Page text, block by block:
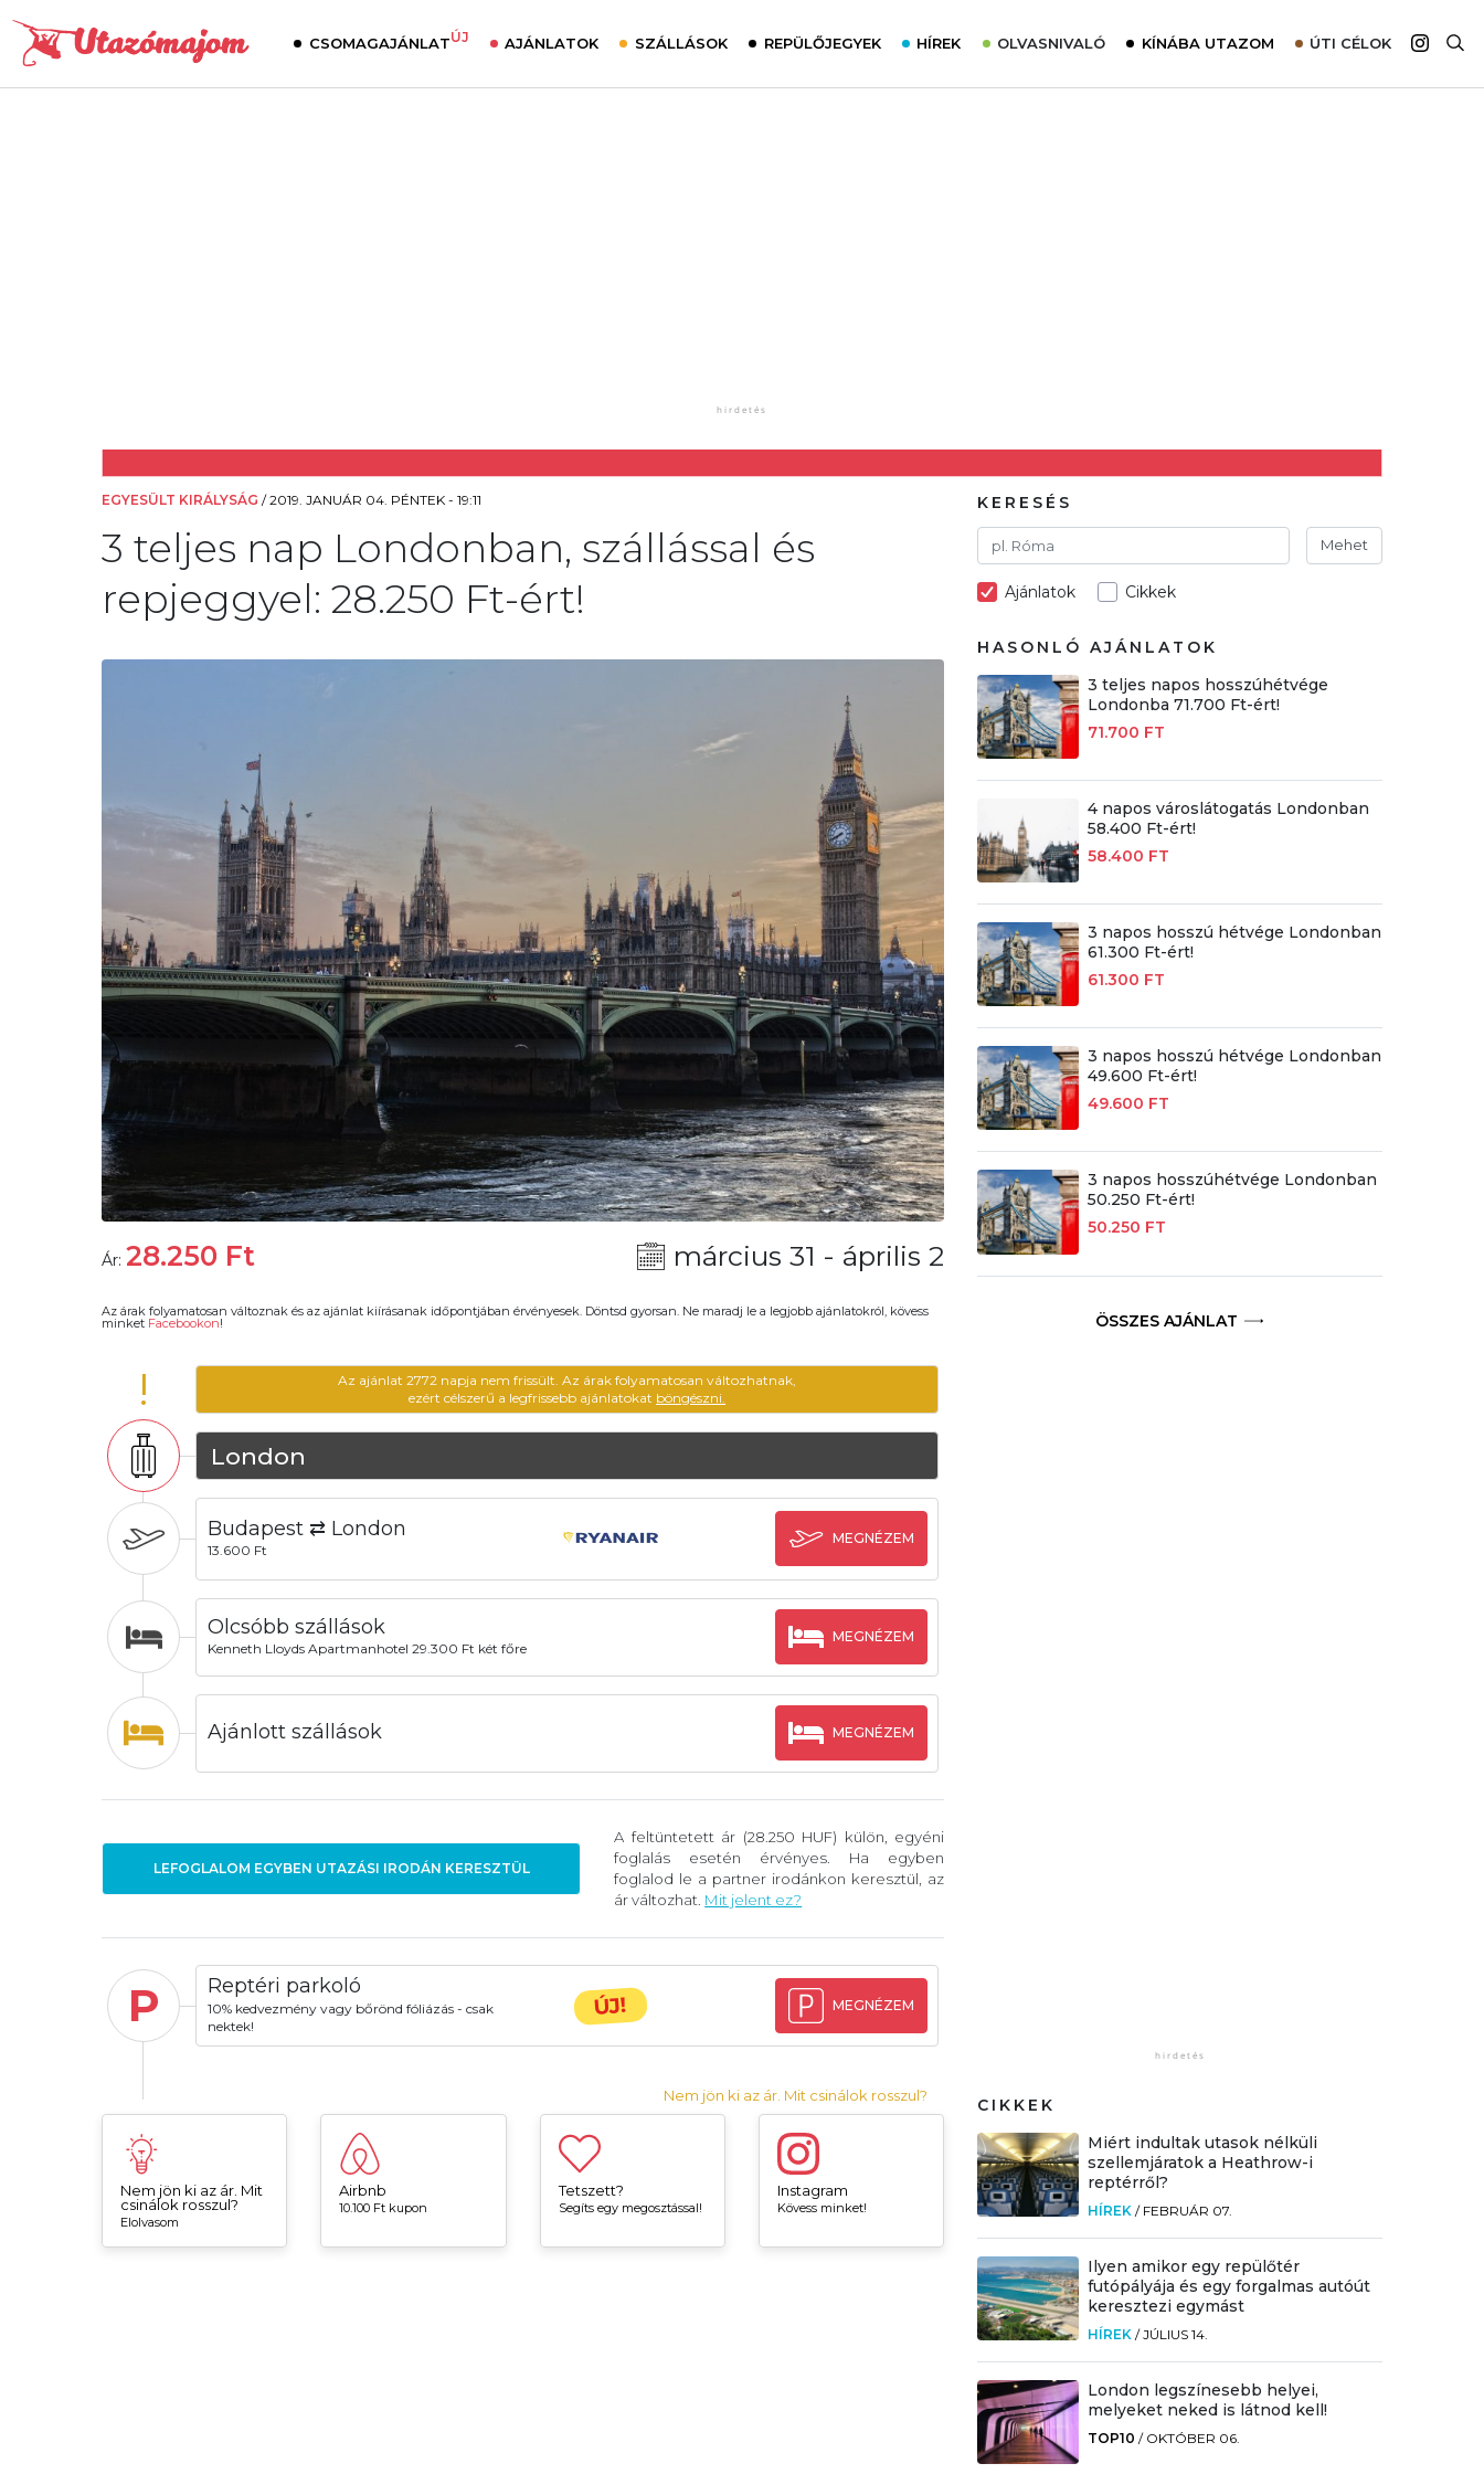
CSOMAGAJÁNLATÚJ AJÁNLATOK SZÁLLÁSOK REPÜLŐJEGYEK HÍREK OLVASNIVALÓ KÍNÁBA UTAZOM ÚTI CÉLOK
EGYESÜLT KIRÁLYSÁG /2019. JANUÁR 04. PÉNTEK - 19:11
3 teljes nap Londonban, szállással és
repjeggyel: 28.250 Ft-ért!
Ár: 28.250 Ft március 31 - április 2
Az árak folyamatosan változnak és az ajánlat kiírásanak időpontjában érvényesek. Döntsd gyorsan. Ne maradj le a legjobb ajánlatokról, kövess
minket Facebookon!
!
Az ajánlat 2772 napja nem frissült. Az árak folyamatosan változhatnak,
ezért célszerű a legfrissebb ajánlatokat böngészni.
London
Budapest ⇄ London
13.600 Ft
MEGNÉZEM
Olcsóbb szállások
Kenneth Lloyds Apartmanhotel 29.300 Ft két főre
MEGNÉZEM
Ajánlott szállások MEGNÉZEM
LEFOGLALOM EGYBEN UTAZÁSI IRODÁN KERESZTÜL
A feltüntetett ár (28.250 HUF) külön, egyéni
foglalás esetén érvényes. Ha egyben
foglalod le a partner irodánkon keresztül, az
ár változhat. Mit jelent ez?
P Reptéri parkoló
10% kedvezmény vagy bőrönd fóliázás - csak
nektek!
ÚJ! MEGNÉZEM
Nem jön ki az ár. Mit csinálok rosszul?
Nem jön ki az ár. Mit
csinálok rosszul?
Elolvasom
Airbnb
10.100 Ft kupon
Tetszett?
Segíts egy megosztással!
Instagram
Kövess minket!
KERESÉS
Mehet
Ajánlatok Cikkek
HASONLÓ AJÁNLATOK
3 teljes napos hosszúhétvége
Londonba 71.700 Ft-ért!
71.700 FT
4 napos városlátogatás Londonban
58.400 Ft-ért!
58.400 FT
3 napos hosszú hétvége Londonban
61.300 Ft-ért!
61.300 FT
3 napos hosszú hétvége Londonban
49.600 Ft-ért!
49.600 FT
3 napos hosszúhétvége Londonban
50.250 Ft-ért!
50.250 FT
ÖSSZES AJÁNLAT
CIKKEK
Miért indultak utasok nélküli
szellemjáratok a Heathrow-i
reptérről?
HÍREK / FEBRUÁR 07.
Ilyen amikor egy repülőtér
futópályája és egy forgalmas autóút
keresztezi egymást
HÍREK /JÚLIUS 14.
London legszínesebb helyei,
melyeket neked is látnod kell!
TOP10 / OKTÓBER 06.